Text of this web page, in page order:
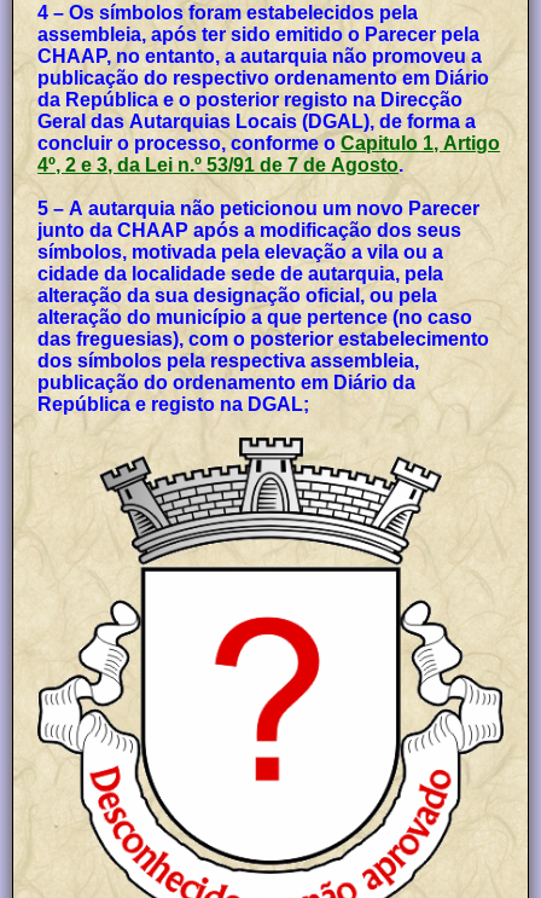
4 – Os símbolos foram estabelecidos pela
assembleia, após ter sido emitido o Parecer pela
CHAAP, no entanto, a autarquia não promoveu a
publicação do respectivo ordenamento em Diário
da República e o posterior registo na Direcção
Geral das Autarquias Locais (DGAL), de forma a
concluir o processo, conforme oCapitulo 1, Artigo
4º, 2 e 3, da Lei n.º 53/91 de 7 de Agosto.
5 – A autarquia não peticionou um novo Parecer
junto da CHAAP após a modificação dos seus
símbolos, motivada pela elevação a vila ou a
cidade da localidade sede de autarquia, pela
alteração da sua designação oficial, ou pela
alteração do município a que pertence (no caso
das freguesias), com o posterior estabelecimento
dos símbolos pela respectiva assembleia,
publicação do ordenamento em Diário da
República e registo na DGAL;